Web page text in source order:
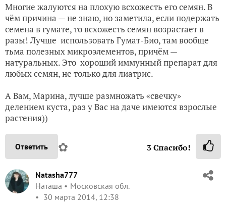
Многие жалуются на плохую всхожесть его семян. В
чём причина — не знаю, но заметила, если подержать
семена в гумате, то всхожесть семян возрастает в
разы! Лучше использовать Гумат-Био, там вообще
тьма полезных микроэлементов, причём —
натуральных. Это хороший иммунный препарат для
любых семян, не только для лиатрис.
А Вам, Марина, лучше размножать «свечку»
делением куста, раз у Вас на даче имеются взрослые
растения))
Ответить ✿ 3Спасибо!
Natasha777
Наташа
Московская обл.
30 марта 2014, 12:38